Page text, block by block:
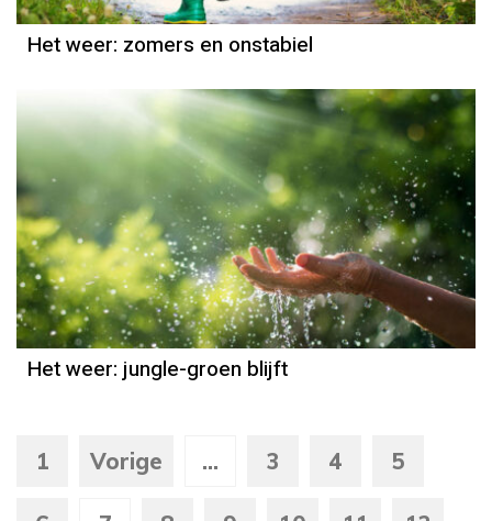
Het weer: zomers en onstabiel
Het weer
Grieta Spannenburg
Het weer: jungle-groen blijft
1 Vorige ... 3 4 5